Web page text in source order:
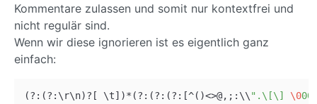
Kommentare zulassen und somit nur kontextfrei und
nicht regulär sind.
Wenn wir diese ignorieren ist es eigentlich ganz
einfach:
(? :(? :\r\n)? [ \t])* (? :(? :(? :[^()<>@,;:\\".\[\] \0